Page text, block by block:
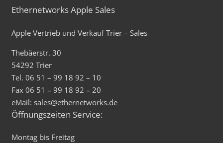
Ethernetworks Apple Sales
Apple Vertrieb und Verkauf Trier – Sales
Thebäerstr. 30
54292 Trier
Tel. 06 51 – 99 18 92 – 10
Fax 06 51 – 99 18 92 – 20
eMail: sales@ethernetworks.de
Öffnungszeiten Service:
Montag bis Freitag